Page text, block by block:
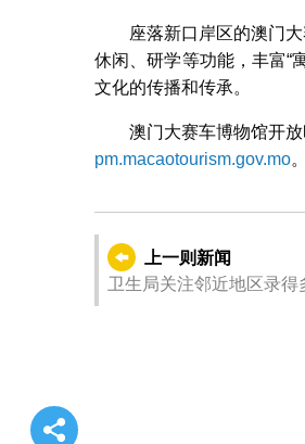
座落新口岸区的澳门
休闲、研学等功能，丰富“
文化的传播和传承。
澳门大赛车博物馆开
pm.macaotourism.gov.mo。
上一则新闻
卫生局关注邻近地区录